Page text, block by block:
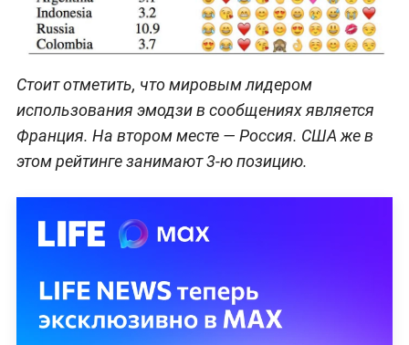
Стоит отметить, что мировым лидером
использования эмодзи в сообщениях является
Франция. На втором месте — Россия. США же в
этом рейтинге занимают 3-ю позицию.